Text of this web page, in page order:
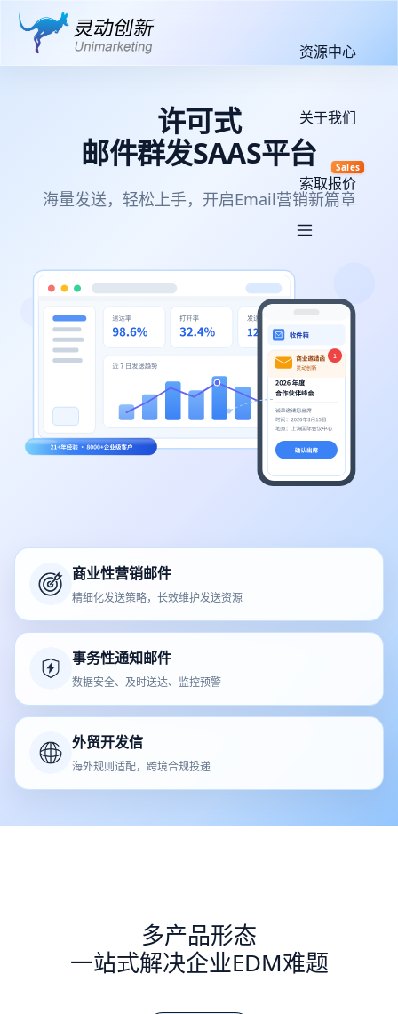
资源中心
关于我们
索取报价
Sales
许可式
邮件群发SAAS平台
海量发送，轻松上手，开启Email营销新篇章
商业性营销邮件
精细化发送策略，长效维护发送资源
事务性通知邮件
数据安全、及时送达、监控预警
外贸开发信
海外规则适配，跨境合规投递
多产品形态
一站式解决企业EDM难题